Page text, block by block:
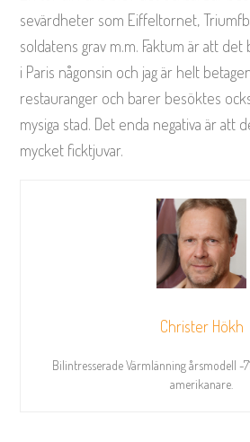
sevärdheter som Eiffeltornet,
soldatens grav m.m. Faktum är att
i Paris någonsin och jag är helt
restauranger och barer besöktes
mysiga stad. Det enda negativa är att
mycket ficktjuvar.
Christer Hökh
Bilintresserade Värmlänning årsmodell -
amerikanare.